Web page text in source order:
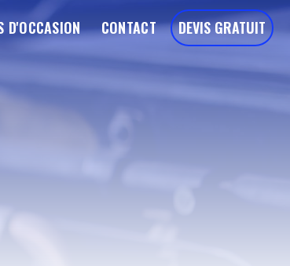
D'OCCASION CONTACT DEVIS GRATUIT